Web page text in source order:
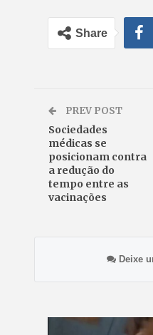
Share
PREV POST
Sociedades
médicas se
posicionam contra
a redução do
tempo entre as
vacinações
Deixe